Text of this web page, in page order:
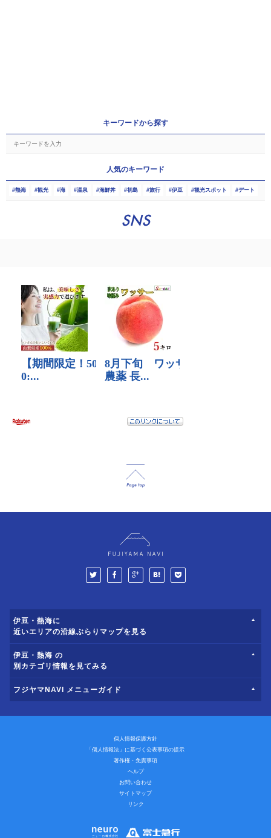
キーワードから探す
人気のキーワード
熱海 観光 海 温泉 海鮮丼 初島 旅行 伊豆 観光スポット デート
SNS
伊豆・熱海に
近いエリアの沿線ぶらりマップを見る
伊豆・熱海 の
別カテゴリ情報を見てみる
フジヤマNAVI メニューガイド
個人情報保護方針
「個人情報法」に基づく公表事項の提示
著作権・免責事項
ヘルプ
お問い合わせ
サイトマップ
リンク